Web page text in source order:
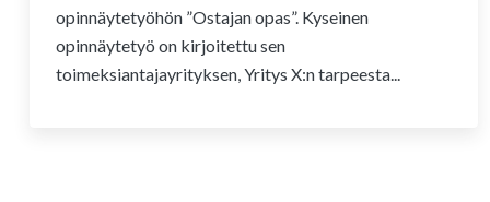
opinnäytetyöhön ”Ostajan opas”. Kyseinen
opinnäytetyö on kirjoitettu sen
toimeksiantajayrityksen, Yritys X:n tarpeesta...